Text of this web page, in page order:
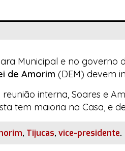
Municipal e no governo
de Amorim (DEM) devem
interna, Soares e
tem maioria na Casa, e
, Tijucas, vice-presidente.